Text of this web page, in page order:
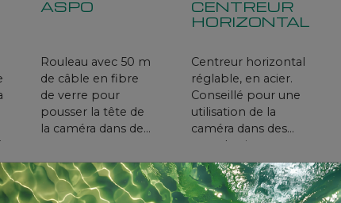
ASPO
Rouleau avec 50 m
de câble en fibre
de verre pour
pousser la tête de
la caméra dans des
subhorizontaux ; il
est équipé d'un
adaptateur en
CENTREUR
HORIZONTAL
Centreur horizontal
réglable, en acier.
Conseillé pour une
utilisation de la
caméra dans des
trous horizontaux,
associé à
l’accessoire ASPO.
Dim. (fermé):